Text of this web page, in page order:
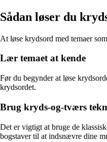
Sådan løser du
At løse krydsord med temaer
Lær temaet at kende
Før du begynder at løse
krydsordet.
Brug kryds-og-tværs
Det er vigtigt at bruge de
bogstaver til at indsnævre dine